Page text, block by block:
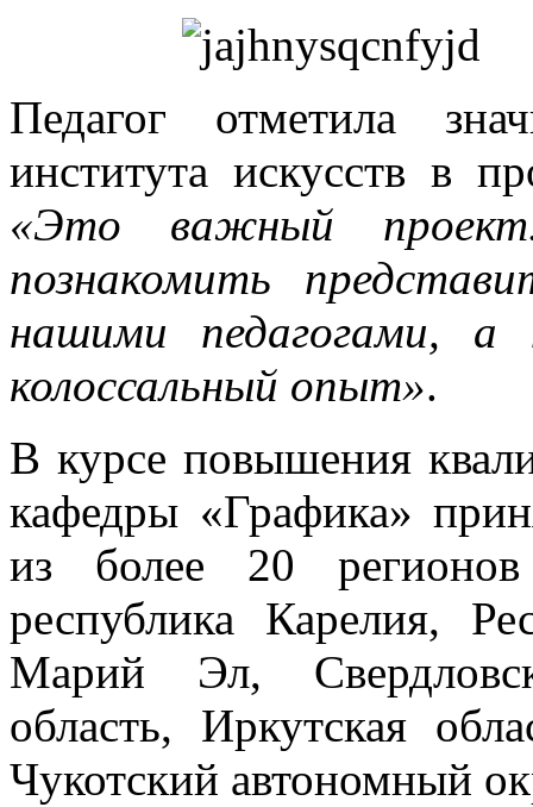
Педагог отметила
института искусств в
«Это важный
познакомить
нашими педагогами,
колоссальный опыт».
В курсе повышения
кафедры «Графика»
из более 20
республика Карелия,
Марий Эл,
область, Иркутская
Чукотский автономный